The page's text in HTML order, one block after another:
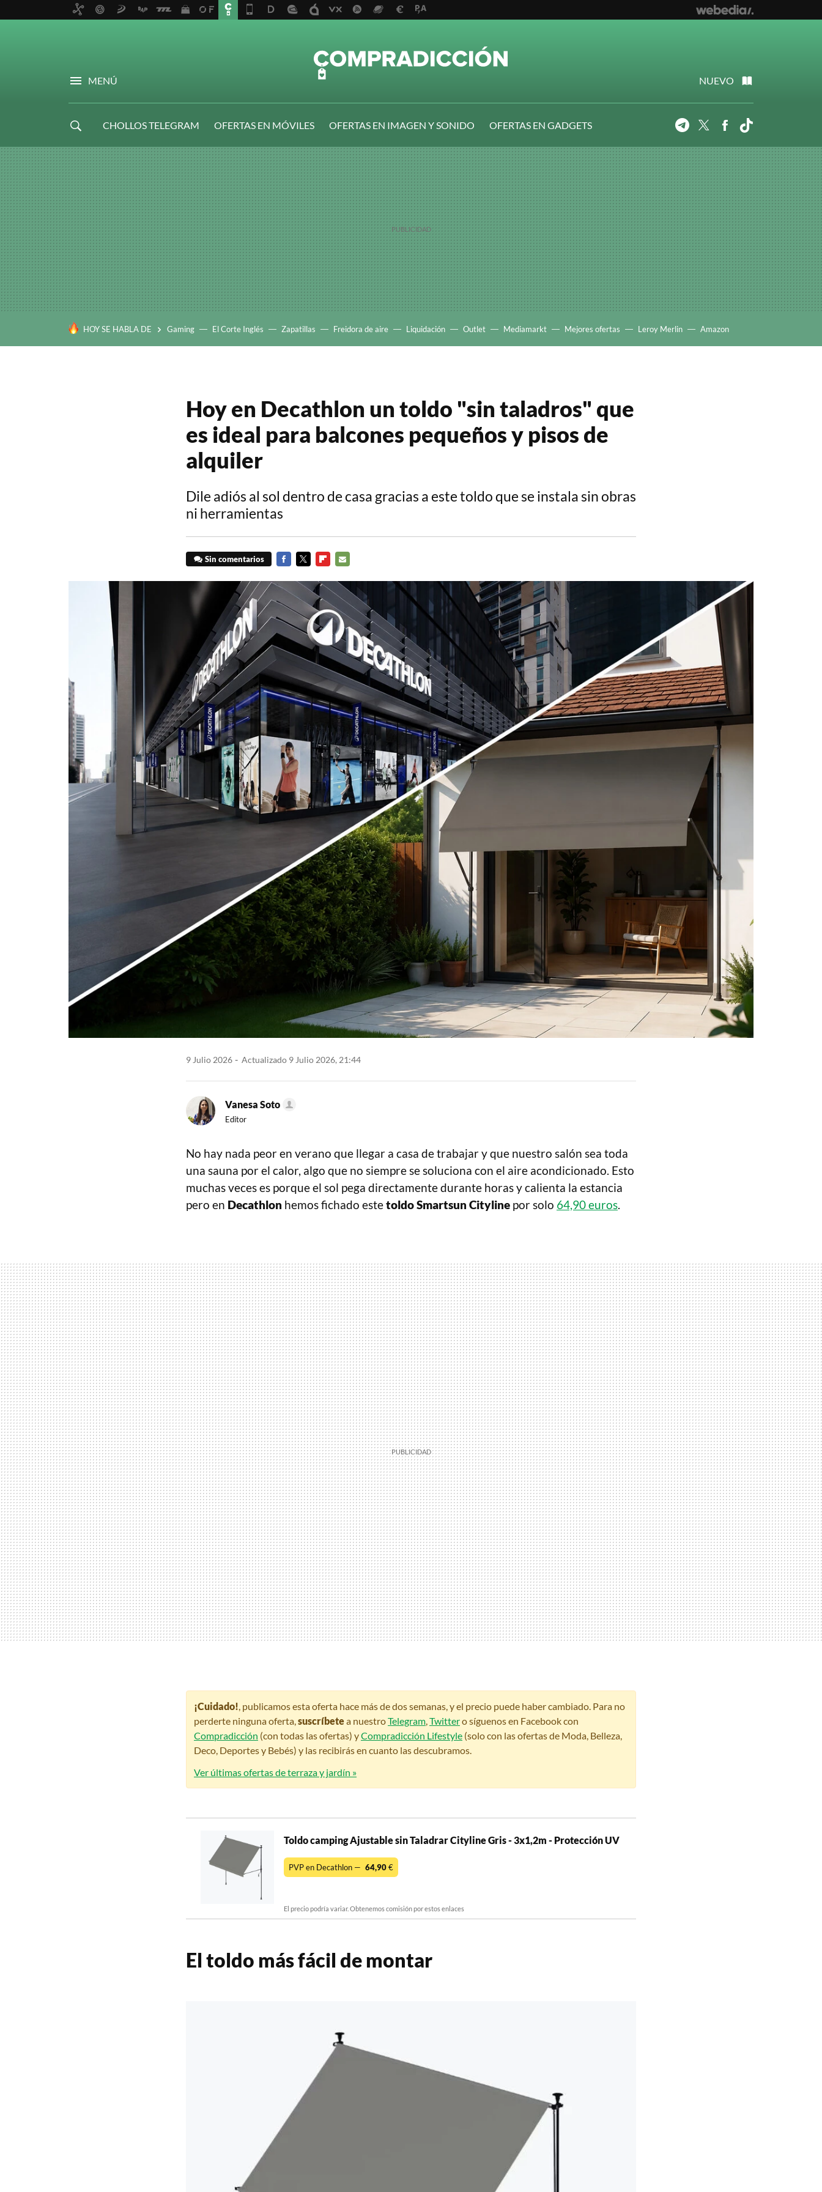
MENÚ NUEVO
CHOLLOS TELEGRAM OFERTAS EN MÓVILES OFERTAS EN IMAGEN Y SONIDO
OFERTAS EN GADGETS
TelegramTwitterFacebook
HOY SE HABLA DE Gaming El Corte Inglés Zapatillas Freidora de aire Liquidación Outlet Mediamarkt Mejores ofertas Leroy Merlin Amazon
Hoy en Decathlon un toldo "sin taladros" que
es ideal para balcones pequeños y pisos de
alquiler
Dile adiós al sol dentro de casa gracias a este toldo que se instala sin obras
ni herramientas
Sin comentarios
MAIL
9 Julio 2026 Actualizado 9 Julio 2026, 21:44
Vanesa Soto
Editor
No hay nada peor en verano que llegar a casa de trabajar y que nuestro salón sea toda
una sauna por el calor, algo que no siempre se soluciona con el aire acondicionado. Esto
muchas veces es porque el sol pega directamente durante horas y calienta la estancia
pero en Decathlon hemos fichado estetoldoSmartsun Cityline por solo 64,90 euros.
¡Cuidado! , publicamos esta oferta hace más de dos semanas, y el precio puede haber cambiado. Para no
perderte ninguna oferta, suscríbetea nuestroTelegram Twittero síguenos en Facebook con
Compradicción (con todas las ofertas) yCompradicción Lifestyle (solo con las ofertas de Moda, Belleza,
Deco, Deportes y Bebés) y las recibirás en cuanto las descubramos.
Ver últimas ofertas de terraza y jardín »
Toldo camping Ajustable sin Taladrar Cityline Gris - 3x1,2m - Protección UV
PVP en Decathlon — 64,90€
El precio podría variar. Obtenemos comisión por estos enlaces
El toldo más fácil de montar